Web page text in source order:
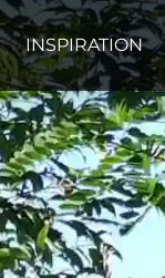
INSPIRATION